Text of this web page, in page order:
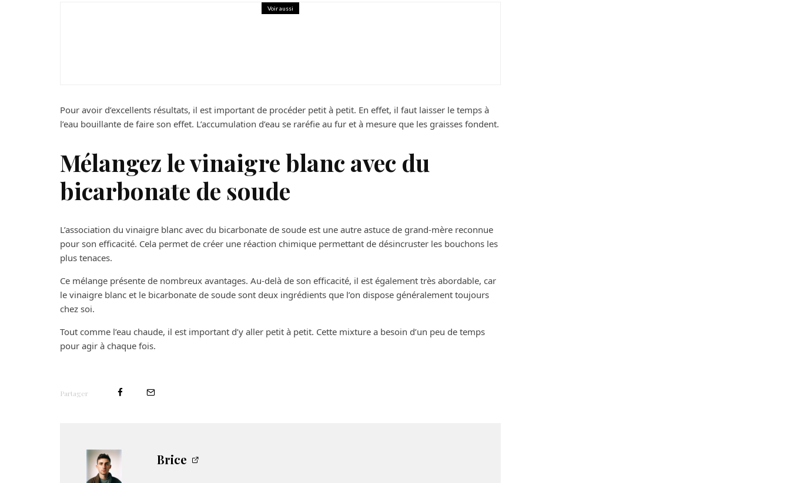
Voir aussi
Pour avoir d’excellents résultats, il est important de procéder petit à petit. En effet, il faut laisser le temps à
l’eau bouillante de faire son effet. L’accumulation d’eau se raréfie au fur et à mesure que les graisses fondent.
Mélangez le vinaigre blanc avec du
bicarbonate de soude
L’association du vinaigre blanc avec du bicarbonate de soude est une autre astuce de grand-mère reconnue
pour son efficacité. Cela permet de créer une réaction chimique permettant de désincruster les bouchons les
plus tenaces.
Ce mélange présente de nombreux avantages. Au-delà de son efficacité, il est également très abordable, car
le vinaigre blanc et le bicarbonate de soude sont deux ingrédients que l’on dispose généralement toujours
chez soi.
Tout comme l’eau chaude, il est important d’y aller petit à petit. Cette mixture a besoin d’un peu de temps
pour agir à chaque fois.
Partager
Brice